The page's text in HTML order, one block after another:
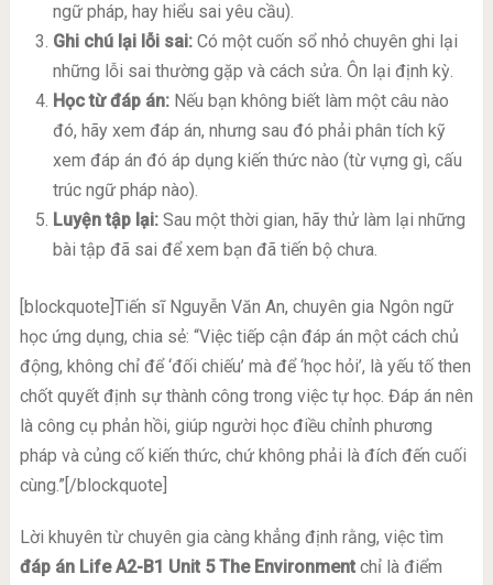
ngữ pháp, hay hiểu sai yêu cầu).
Ghi chú lại lỗi sai:Có một cuốn sổ nhỏ chuyên ghi lại
những lỗi sai thường gặp và cách sửa. Ôn lại định kỳ.
Học từ đáp án:Nếu bạn không biết làm một câu nào
đó, hãy xem đáp án, nhưng sau đó phải phân tích kỹ
xem đáp án đó áp dụng kiến thức nào (từ vựng gì, cấu
trúc ngữ pháp nào).
Luyện tập lại:Sau một thời gian, hãy thử làm lại những
bài tập đã sai để xem bạn đã tiến bộ chưa.
[blockquote]Tiến sĩ Nguyễn Văn An, chuyên gia Ngôn ngữ
học ứng dụng, chia sẻ: “Việc tiếp cận đáp án một cách chủ
động, không chỉ để ‘đối chiếu’ mà để ‘học hỏi’, là yếu tố then
chốt quyết định sự thành công trong việc tự học. Đáp án nên
là công cụ phản hồi, giúp người học điều chỉnh phương
pháp và củng cố kiến thức, chứ không phải là đích đến cuối
cùng.”[/blockquote]
Lời khuyên từ chuyên gia càng khẳng định rằng, việc tìm
đáp án Life A2-B1 Unit 5 The Environmentchỉ là điểm